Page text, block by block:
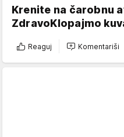
Krenite na čarobnu
ZdravoKlopajmo
Reaguj Komentariši